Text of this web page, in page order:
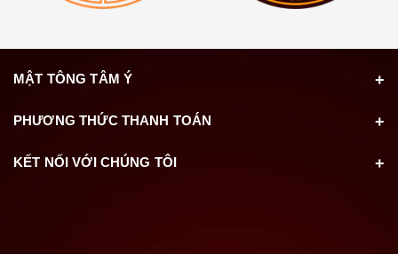
MẬT TÔNG TÂM Ý
PHƯƠNG THỨC THANH TOÁN
KẾT NỐI VỚI CHÚNG TÔI